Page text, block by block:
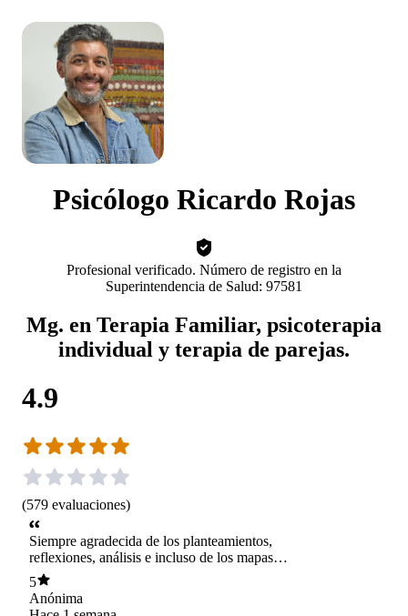
Psicólogo Ricardo Rojas
Profesional verificado. Número de registro en la
Superintendencia de Salud: 97581
Mg. en Terapia Familiar, psicoterapia
individual y terapia de parejas.
4.9
(579 evaluaciones)
Siempre agradecida de los planteamientos,
reflexiones, análisis e incluso de los mapas
mentales creados a partir de los motivos de
consulta. Estos meses han sido de mucho
crecimiento gracias a las herramientas
5
Anónima